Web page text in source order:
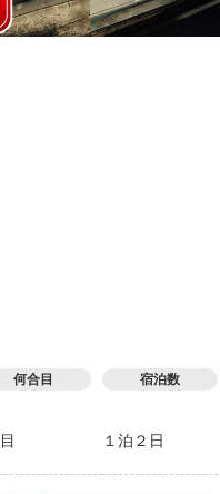
何合目 宿泊数
１泊２日